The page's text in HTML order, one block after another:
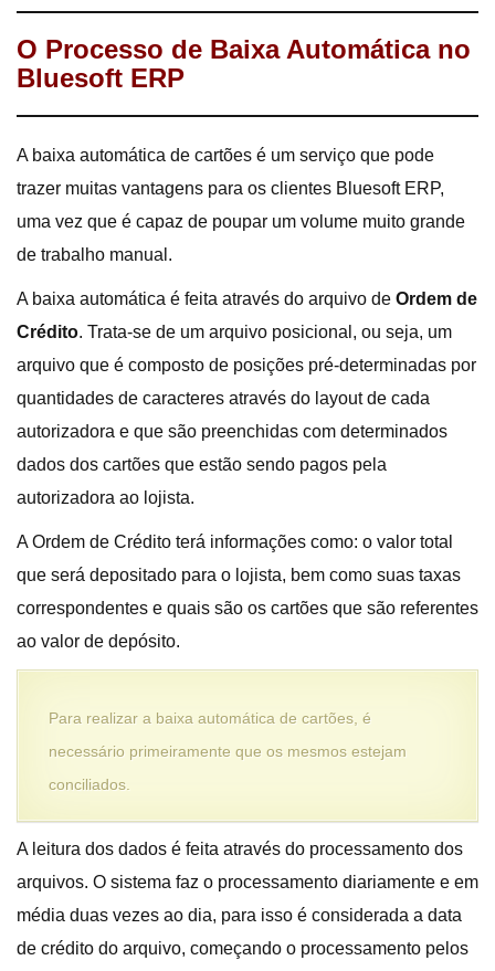
O Processo de Baixa Automática no
Bluesoft ERP
A baixa automática de cartões é um serviço que pode
trazer muitas vantagens para os clientes Bluesoft ERP,
uma vez que é capaz de poupar um volume muito grande
de trabalho manual.
A baixa automática é feita através do arquivo de Ordem de
Crédito. Trata-se de um arquivo posicional, ou seja, um
arquivo que é composto de posições pré-determinadas por
quantidades de caracteres através do layout de cada
autorizadora e que são preenchidas com determinados
dados dos cartões que estão sendo pagos pela
autorizadora ao lojista.
A Ordem de Crédito terá informações como: o valor total
que será depositado para o lojista, bem como suas taxas
correspondentes e quais são os cartões que são referentes
ao valor de depósito.
Para realizar a baixa automática de cartões, é
necessário primeiramente que os mesmos estejam
conciliados.
A leitura dos dados é feita através do processamento dos
arquivos. O sistema faz o processamento diariamente e em
média duas vezes ao dia, para isso é considerada a data
de crédito do arquivo, começando o processamento pelos